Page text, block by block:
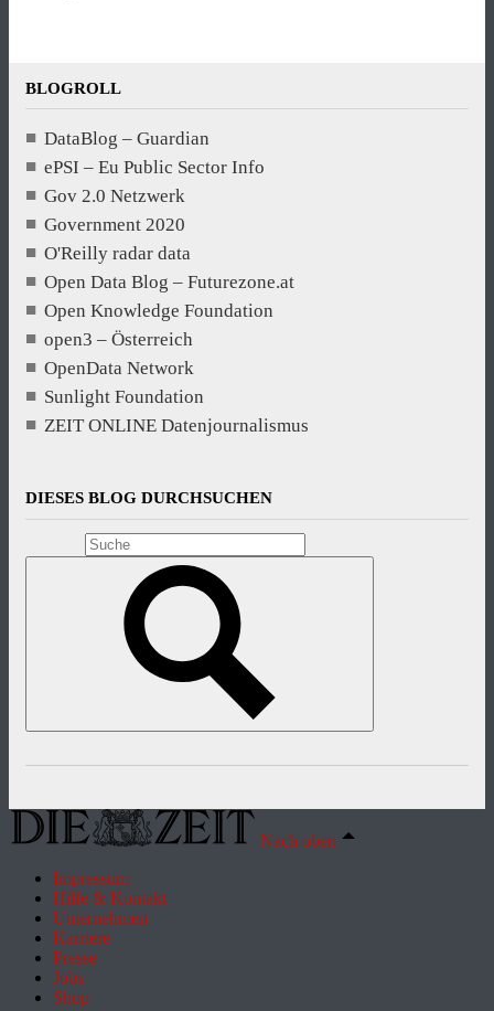
BLOGROLL
DataBlog – Guardian
ePSI – Eu Public Sector Info
Gov 2.0 Netzwerk
Government 2020
O'Reilly radar data
Open Data Blog – Futurezone.at
Open Knowledge Foundation
open3 – Österreich
OpenData Network
Sunlight Foundation
ZEIT ONLINE Datenjournalismus
DIESES BLOG DURCHSUCHEN
Nach oben
Impressum
Hilfe & Kontakt
Unternehmen
Karriere
Presse
Jobs
Shop